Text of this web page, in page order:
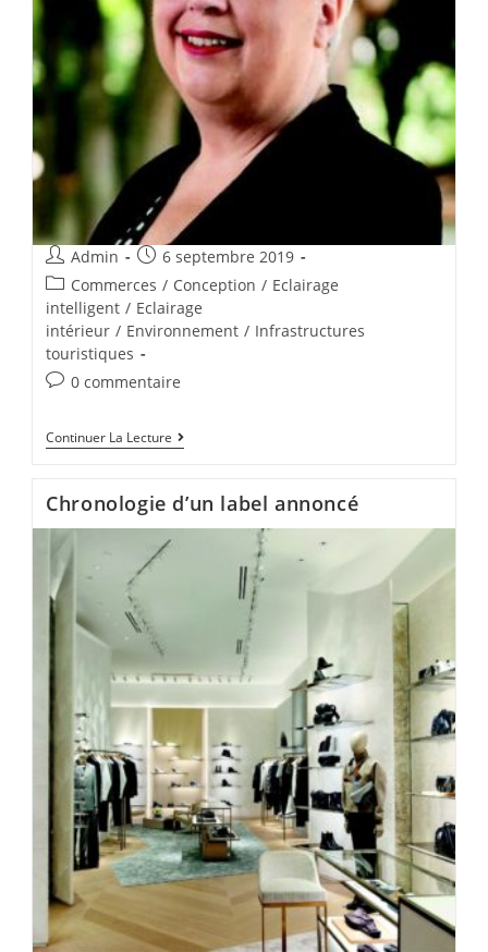
Admin
6 septembre 2019
Commerces / Conception / Eclairage
intelligent / Eclairage
intérieur / Environnement / Infrastructures
touristiques
0 commentaire
Continuer La Lecture
Chronologie d’un label annoncé